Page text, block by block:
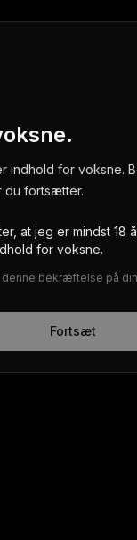
indhold for voksne.
du fortsætter.
at jeg er mindst 18
for voksne.
denne bekræftelse på
Fortsæt